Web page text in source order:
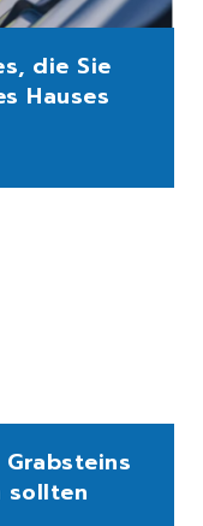
die Sie
Hauses
sollten